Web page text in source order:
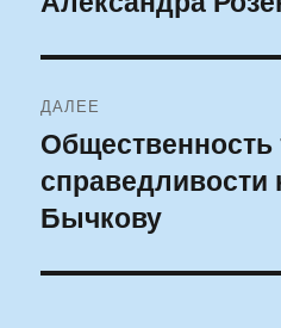
ДАЛЕЕ
Следующая
запись:
Общественность
справедливости
Бычкову